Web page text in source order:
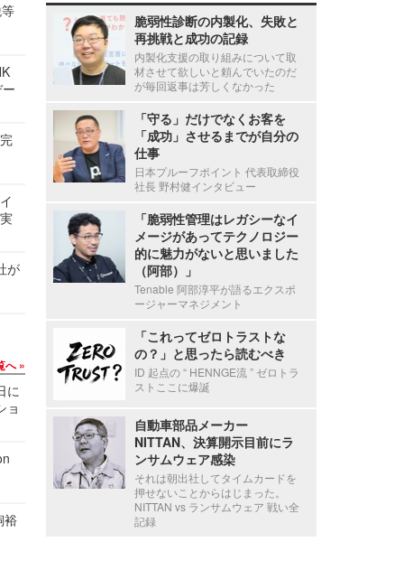
が
へ
に
ョ
裕
脆弱性診断の内製化、失敗と
再挑戦と成功の記録
内製化支援の取り組みについて取
材させて欲しいと頼んでいたのだ
が毎回返事は芳しくなかった
「守る」だけでなくお客を
「成功」させるまでが自分の
仕事
日本プルーフポイント 代表取締役
社長 野村健インタビュー
「脆弱性管理はレガシーなイ
メージがあってテクノロジー
的に魅力がないと思いました
（阿部）」
Tenable 阿部淳平が語るエクスポ
ージャーマネジメント
「これってゼロトラストな
の？」と思ったら読むべき
ID 起点の “ HENNGE流 ” ゼロトラ
ストここに爆誕
自動車部品メーカー
NITTAN、決算開示目前にラ
ンサムウェア感染
それは朝出社してタイムカードを
押せないことからはじまった。
NITTAN vs ランサムウェア 戦い全
記録